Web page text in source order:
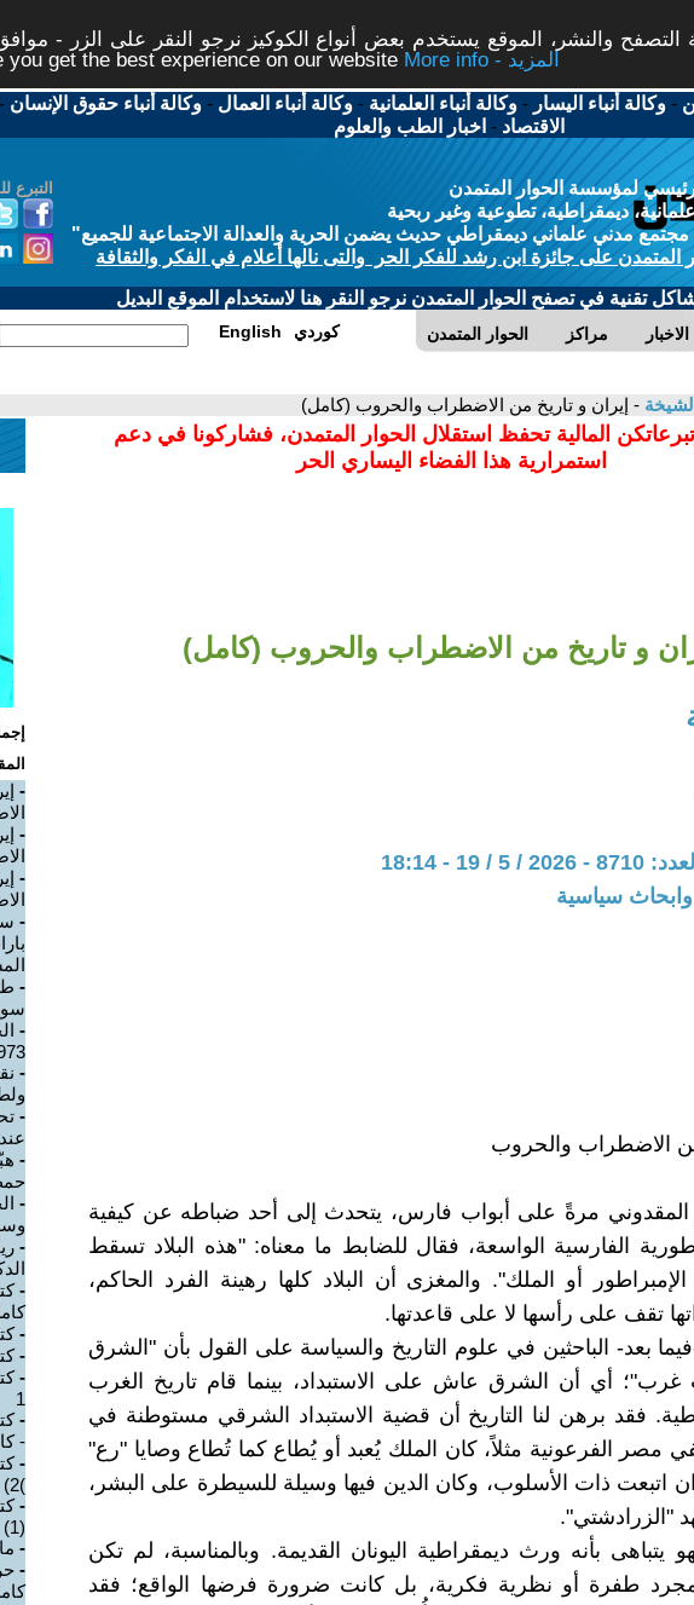
والنشر، الموقع يستخدم بعض أنواع الكوكيز نرجو النقر على الزر -
get the best experience on our website
More info - المزيد
-وكالة أنباء اليسار -وكالة أنباء العلمانية -وكالة أنباء العمال -وكالة أنباء حقوق الإنسان -
الاقتصاد - اخبار الطب والعلوم
التبرع
لمؤسسة الحوار المتمدن
ديمقراطية، تطوعية وغير ربحية
مدني علماني ديمقراطي حديث يضمن الحرية والعدالة الاجتماعية للجميع"
المتمدن على جائزة ابن رشد للفكر الحر والتى نالها أعلام في الفكر والثقافة
تقنية في تصفح الحوار المتمدن نرجو النقر هنا لاستخدام الموقع البديل
الحوار المتمدن مراكز الاخبار English كوردي
- إيران و تاريخ من الاضطراب والحروب (كامل)
المالية تحفظ استقلال الحوار المتمدن، فشاركونا في دعم
استمرارية هذا الفضاء اليساري الحر
و تاريخ من الاضطراب والحروب (كامل)
19 - 18:14
سياسية
من الاضطراب والحروب
مرةً على أبواب فارس، يتحدث إلى أحد ضباطه عن كيفية
الفارسية الواسعة، فقال للضابط ما معناه: "هذه البلاد تسقط
أو الملك". والمغزى أن البلاد كلها رهينة الفرد الحاكم،
تقف على رأسها لا على قاعدتها.
بعد- الباحثين في علوم التاريخ والسياسة على القول بأن "الشرق
أي أن الشرق عاش على الاستبداد، بينما قام تاريخ الغرب
فقد برهن لنا التاريخ أن قضية الاستبداد الشرقي مستوطنة في
مصر الفرعونية مثلاً، كان الملك يُعبد أو يُطاع كما تُطاع وصايا "رع"
اتبعت ذات الأسلوب، وكان الدين فيها وسيلة للسيطرة على البشر،
"الزرادشتي".
يتباهى بأنه ورث ديمقراطية اليونان القديمة. وبالمناسبة، لم تكن
مجرد طفرة أو نظرية فكرية، بل كانت ضرورة فرضها الواقع؛ فقد
-
-
-
-
-
-
-
-
-
-
-
-
-
-
-
1
-
-
-
)2)
-
(1)
-
-